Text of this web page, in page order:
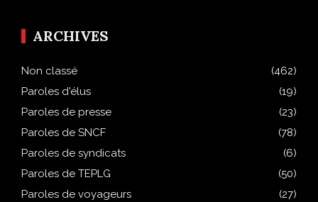
ARCHIVES
Non classé
(462)
Paroles d'élus
(19)
Paroles de presse
(23)
Paroles de SNCF
(78)
Paroles de syndicats
(6)
Paroles de TEPLG
(50)
Paroles de voyageurs
(27)